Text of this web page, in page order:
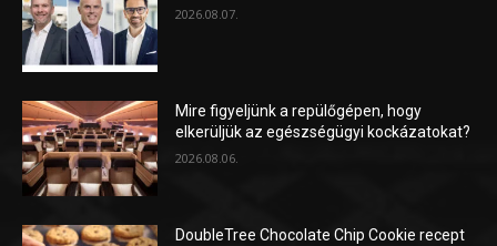
2026.08.07.
Mire figyeljünk a repülőgépen, hogy
elkerüljük az egészségügyi kockázatokat?
2026.08.06.
DoubleTree Chocolate Chip Cookie recept